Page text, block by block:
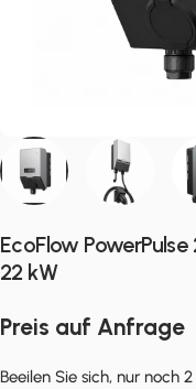
EcoFlow
22 kW
Preis auf Anfrage
Beeilen Sie sich, nur noch